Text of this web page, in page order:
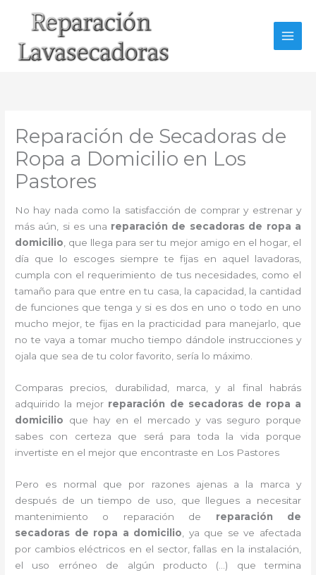
Reparación de Secadoras de
Ropa a Domicilio en Los
Pastores
No hay nada como la satisfacción de comprar y estrenar y
más aún, si es una reparación de secadoras de ropa a
domicilio, que llega para ser tu mejor amigo en el hogar, el
día que lo escoges siempre te fijas en aquel lavadoras,
cumpla con el requerimiento de tus necesidades, como el
tamaño para que entre en tu casa, la capacidad, la cantidad
de funciones que tenga y si es dos en uno o todo en uno
mucho mejor, te fijas en la practicidad para manejarlo, que
no te vaya a tomar mucho tiempo dándole instrucciones y
ojala que sea de tu color favorito, sería lo máximo.
Comparas precios, durabilidad, marca, y al final habrás
adquirido la mejor reparación de secadoras de ropa a
domicilio
que hay en el mercado y vas seguro porque
sabes con certeza que será para toda la vida porque
invertiste en el mejor que encontraste en Los Pastores
Pero es normal que por razones ajenas a la marca y
después de un tiempo de uso, que llegues a necesitar
mantenimiento o reparación de reparación de
secadoras de ropa a domicilio , ya que se ve afectada
por cambios eléctricos en el sector, fallas en la instalación,
el uso erróneo de algún producto (…) que termina